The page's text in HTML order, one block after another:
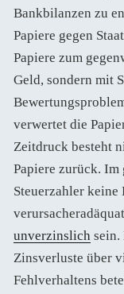
Bankbilanzen zu
Papiere gegen
Papiere zum
Geld, sondern mit
verwertet die
Zeitdruck besteht
Papiere zurück. Im
Steuerzahler
unverzinslich sein.
Zinsverluste über
Fehlverhaltens